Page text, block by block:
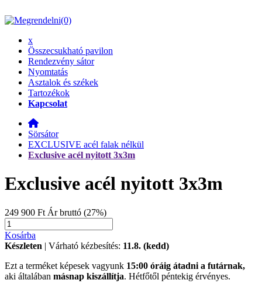
(0)
x
Összecsukható pavilon
Rendezvény sátor
Nyomtatás
Asztalok és székek
Tartozékok
Kapcsolat
Sörsátor
EXCLUSIVE acél falak nélkül
Exclusive acél nyitott 3x3m
Exclusive acél nyitott 3x3m
249 900 Ft Ár bruttó (27%)
Kosárba
Készleten | Várható kézbesítés: 11.8. (kedd)
Ezt a terméket képesek vagyunk 15:00 óráig átadni a futárnak,
aki általában másnap kiszállítja. Hétfőtől péntekig érvényes.